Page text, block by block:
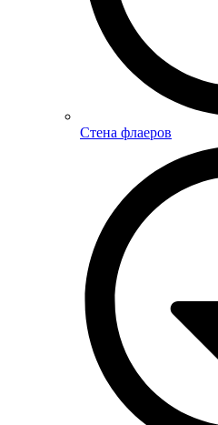
Стена флаеров